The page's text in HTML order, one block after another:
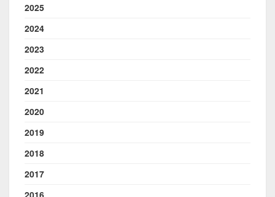
2025
2024
2023
2022
2021
2020
2019
2018
2017
2016